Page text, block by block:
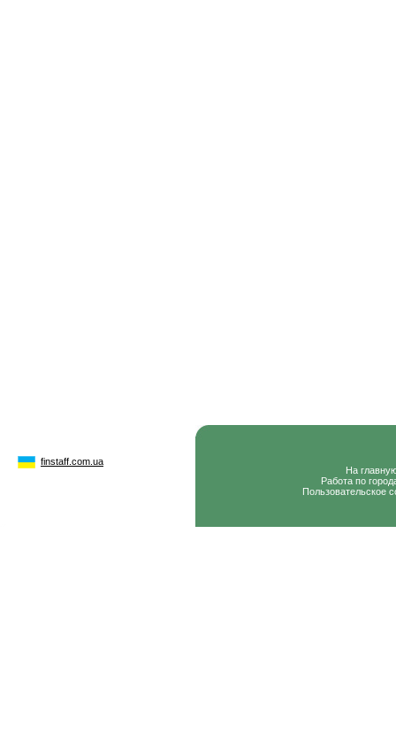
finstaff.com.ua
На
Работа по
Пользовательское